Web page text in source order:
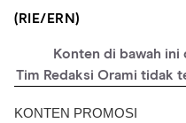
(RIE/ERN)
Konten di bawah
Tim Redaksi Orami tidak